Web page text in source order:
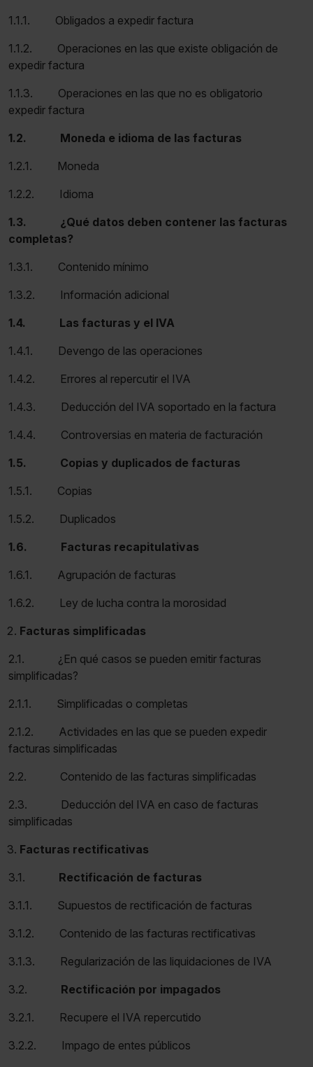
1.1.1. Obligados a expedir factura
1.1.2. Operaciones en las que existe obligación de
expedir factura
1.1.3. Operaciones en las que no es obligatorio
expedir factura
1.2. Moneda e idioma de las facturas
1.2.1. Moneda
1.2.2. Idioma
1.3. ¿Qué datos deben contener las facturas
completas?
1.3.1. Contenido mínimo
1.3.2. Información adicional
1.4. Las facturas y el IVA
1.4.1. Devengo de las operaciones
1.4.2. Errores al repercutir el IVA
1.4.3. Deducción del IVA soportado en la factura
1.4.4. Controversias en materia de facturación
1.5. Copias y duplicados de facturas
1.5.1. Copias
1.5.2. Duplicados
1.6. Facturas recapitulativas
1.6.1. Agrupación de facturas
1.6.2. Ley de lucha contra la morosidad
Facturas simplificadas
2.1. ¿En qué casos se pueden emitir facturas
simplificadas?
2.1.1. Simplificadas o completas
2.1.2. Actividades en las que se pueden expedir
facturas simplificadas
2.2. Contenido de las facturas simplificadas
2.3. Deducción del IVA en caso de facturas
simplificadas
Facturas rectificativas
3.1.
Rectificación de facturas
3.1.1. Supuestos de rectificación de facturas
3.1.2. Contenido de las facturas rectificativas
3.1.3. Regularización de las liquidaciones de IVA
3.2.
Rectificación por impagados
3.2.1. Recupere el IVA repercutido
3.2.2. Impago de entes públicos